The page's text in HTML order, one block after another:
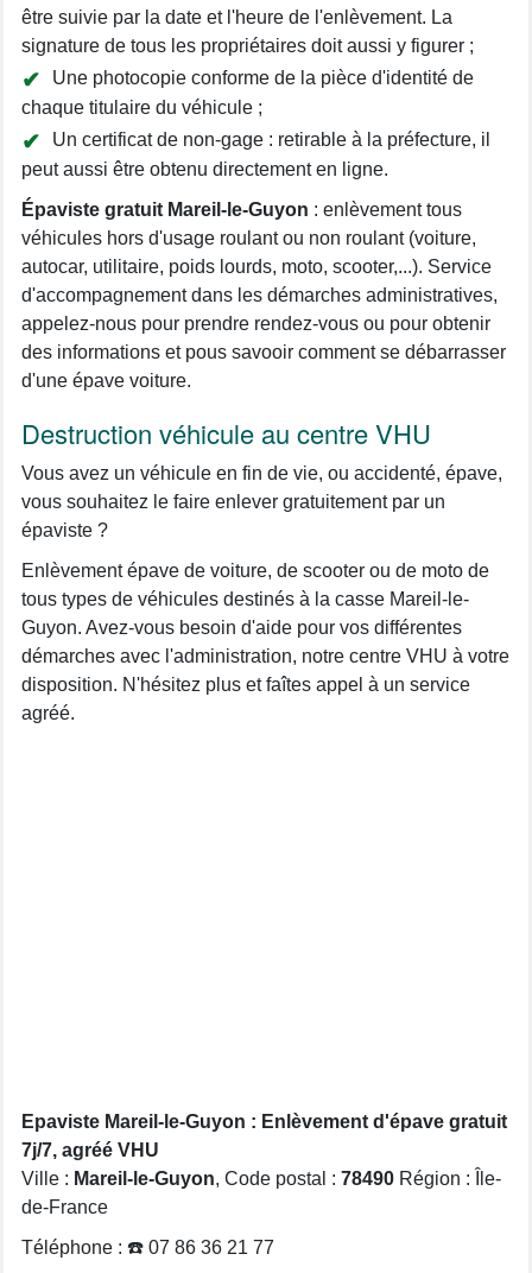
être suivie par la date et l'heure de l'enlèvement. La
signature de tous les propriétaires doit aussi y figurer ;
Une photocopie conforme de la pièce d'identité de
chaque titulaire du véhicule ;
Un certificat de non-gage : retirable à la préfecture, il
peut aussi être obtenu directement en ligne.
Épaviste gratuit Mareil-le-Guyon : enlèvement tous
véhicules hors d'usage roulant ou non roulant (voiture,
autocar, utilitaire, poids lourds, moto, scooter,...). Service
d'accompagnement dans les démarches administratives,
appelez-nous pour prendre rendez-vous ou pour obtenir
des informations et pous savooir comment se débarrasser
d'une épave voiture.
Destruction véhicule au centre VHU
Vous avez un véhicule en fin de vie, ou accidenté, épave,
vous souhaitez le faire enlever gratuitement par un
épaviste ?
Enlèvement épave de voiture, de scooter ou de moto de
tous types de véhicules destinés à la casse Mareil-le-
Guyon. Avez-vous besoin d'aide pour vos différentes
démarches avec l'administration, notre centre VHU à votre
disposition. N'hésitez plus et faîtes appel à un service
agréé.
Epaviste Mareil-le-Guyon : Enlèvement d'épave gratuit
7j/7, agréé VHU
Ville : Mareil-le-Guyon, Code postal : 78490 Région : Île-
de-France
Téléphone : ☎️ 07 86 36 21 77